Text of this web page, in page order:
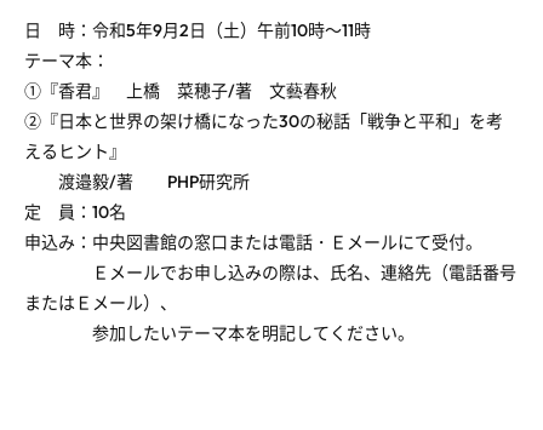
日 時：令和5年9月2日（土）午前10時～11時
テーマ本：
①『香君』 上橋 菜穂子/著 文藝春秋
②『日本と世界の架け橋になった30の秘話「戦争と平和」を考
えるヒント』
渡邉毅/著 PHP研究所
定 員：10名
申込み：中央図書館の窓口または電話・Ｅメールにて受付。
Ｅメールでお申し込みの際は、氏名、連絡先（電話番号
またはＥメール）、
参加したいテーマ本を明記してください。